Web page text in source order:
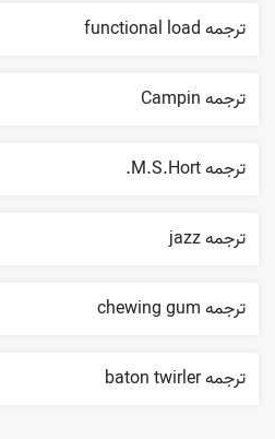
ترجمه functional load
ترجمه Campin
ترجمه M.S.Hort.
ترجمه jazz
ترجمه chewing gum
ترجمه baton twirler